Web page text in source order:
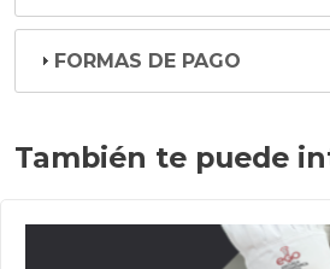
FORMAS DE PAGO
También te puede